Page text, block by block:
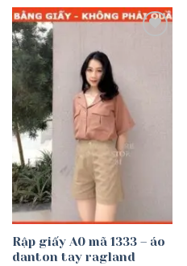
Rập giấy A0 mã 1333 – áo
danton tay ragland